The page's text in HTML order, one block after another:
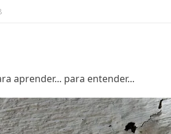
aprender... para entender...